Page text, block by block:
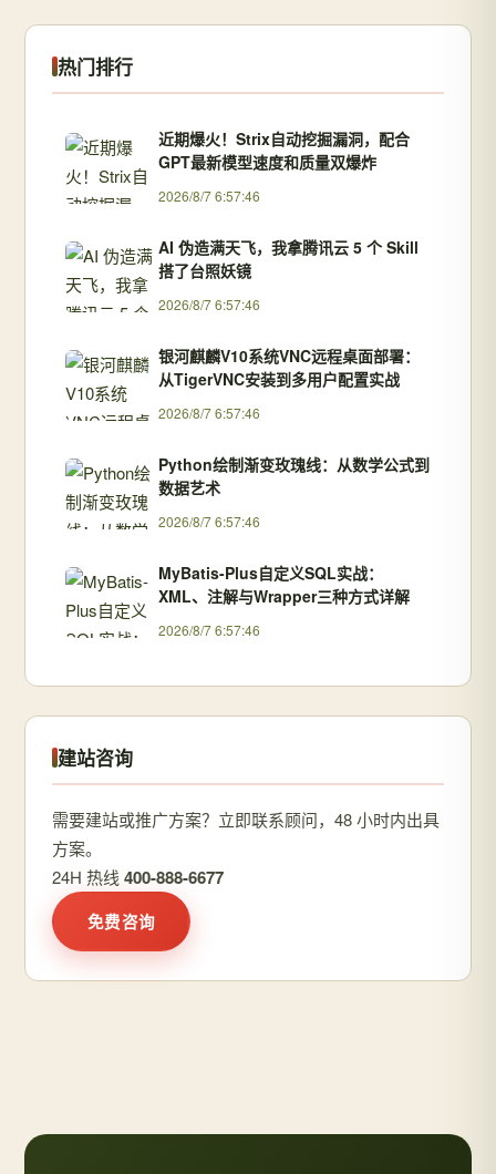
热门排行
近期爆火！Strix自动挖掘漏洞，配合
GPT最新模型速度和质量双爆炸
2026/8/7 6:57:46
AI 伪造满天飞，我拿腾讯云 5 个 Skill
搭了台照妖镜
2026/8/7 6:57:46
银河麒麟V10系统VNC远程桌面部署：
从TigerVNC安装到多用户配置实战
2026/8/7 6:57:46
Python绘制渐变玫瑰线：从数学公式到
数据艺术
2026/8/7 6:57:46
MyBatis-Plus自定义SQL实战：
XML、注解与Wrapper三种方式详解
2026/8/7 6:57:46
建站咨询
需要建站或推广方案？立即联系顾问，48 小时内出具
方案。
24H 热线 400-888-6677
免费咨询